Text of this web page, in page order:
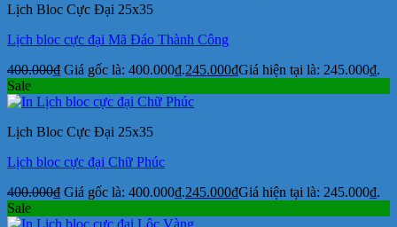
Lịch Bloc Cực Đại 25x35
Lịch bloc cực đại Mã Đáo Thành Công
400.000₫ Giá gốc là: 400.000₫.245.000₫Giá hiện tại là: 245.000₫.
Sale
Lịch Bloc Cực Đại 25x35
Lịch bloc cực đại Chữ Phúc
400.000₫ Giá gốc là: 400.000₫.245.000₫Giá hiện tại là: 245.000₫.
Sale